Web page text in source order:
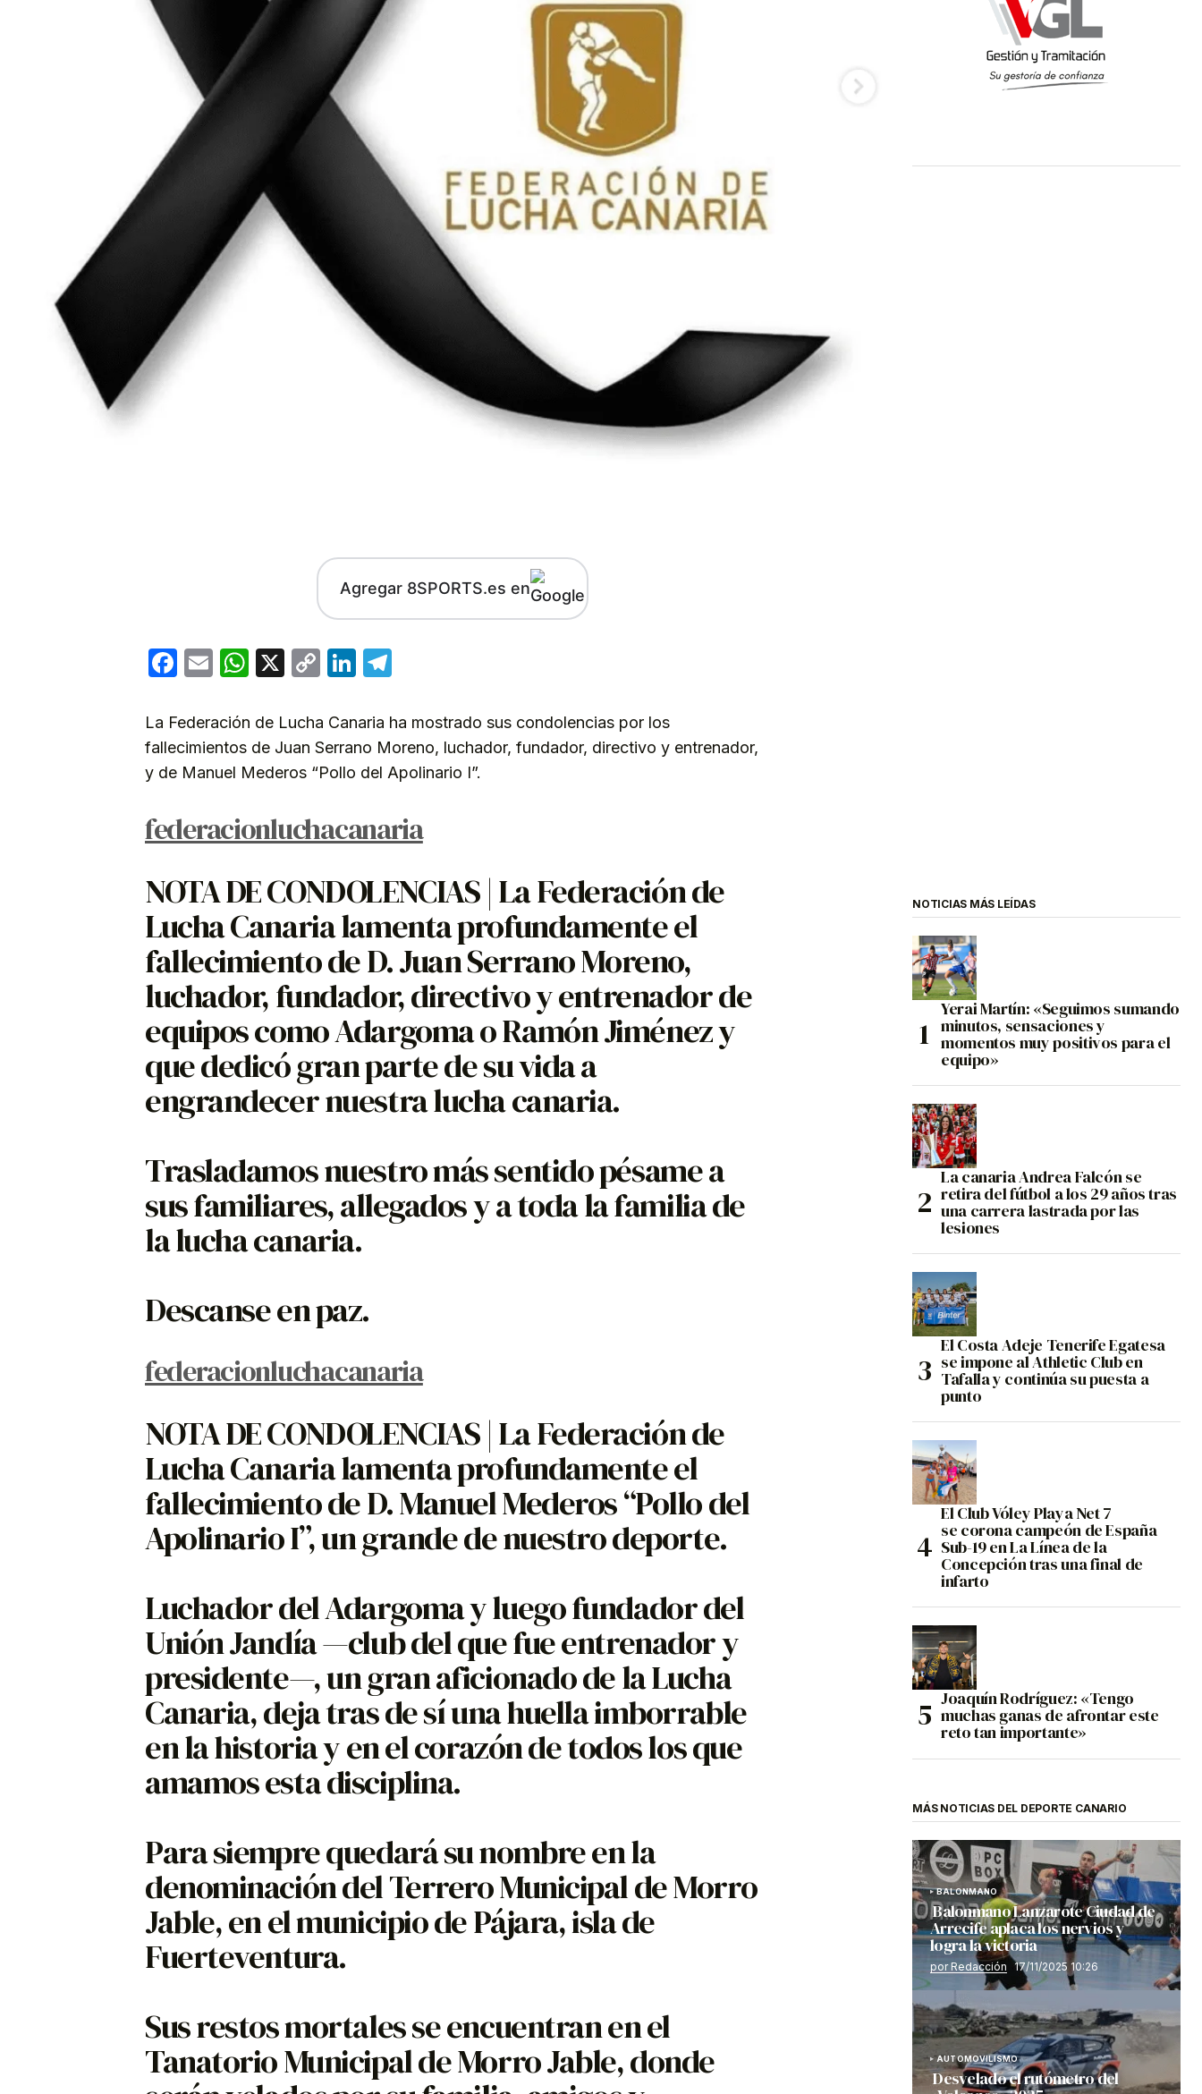
Agregar 8SPORTS.es en
Facebook
EmailWhatsApp
X
CopyLinkedIn
La Federación de Lucha Canaria ha mostrado sus condolencias por los
fallecimientos de Juan Serrano Moreno, luchador, fundador, directivo y entrenador,
y de Manuel Mederos “Pollo del Apolinario I”.
federacionluchacanaria
NOTA DE CONDOLENCIAS | La Federación de
Lucha Canaria lamenta profundamente el
fallecimiento de D. Juan Serrano Moreno,
luchador, fundador, directivo y entrenador de
equipos como Adargoma o Ramón Jiménez y
que dedicó gran parte de su vida a
engrandecer nuestra lucha canaria.
Trasladamos nuestro más sentido pésame a
sus familiares, allegados y a toda la familia de
la lucha canaria.
Descanse en paz.
federacionluchacanaria
NOTA DE CONDOLENCIAS | La Federación de
Lucha Canaria lamenta profundamente el
fallecimiento de D. Manuel Mederos “Pollo del
Apolinario I”, un grande de nuestro deporte.
Luchador del Adargoma y luego fundador del
Unión Jandía —club del que fue entrenador y
presidente—, un gran aficionado de la Lucha
Canaria, deja tras de sí una huella imborrable
en la historia y en el corazón de todos los que
amamos esta disciplina.
Para siempre quedará su nombre en la
denominación del Terrero Municipal de Morro
Jable, en el municipio de Pájara, isla de
Fuerteventura.
Sus restos mortales se encuentran en el
Tanatorio Municipal de Morro Jable, donde
NOTICIAS MÁS LEÍDAS
Yerai Martín: «Seguimos sumando
minutos, sensaciones y
momentos muy positivos para el
equipo»
La canaria Andrea Falcón se
retira del fútbol a los 29 años tras
una carrera lastrada por las
lesiones
El Costa Adeje Tenerife Egatesa
se impone al Athletic Club en
Tafalla y continúa su puesta a
punto
El Club Vóley Playa Net 7
se corona campeón de España
Sub-19 en La Línea de la
Concepción tras una final de
infarto
Joaquín Rodríguez: «Tengo
muchas ganas de afrontar este
reto tan importante»
MÁS NOTICIAS DEL DEPORTE CANARIO
BALONMANO
Balonmano Lanzarote Ciudad de
Arrecife aplaca los nervios y
logra la victoria
por Redacción 17/11/2025 10:26
AUTOMOVILISMO
Desvelado el rutómetro del